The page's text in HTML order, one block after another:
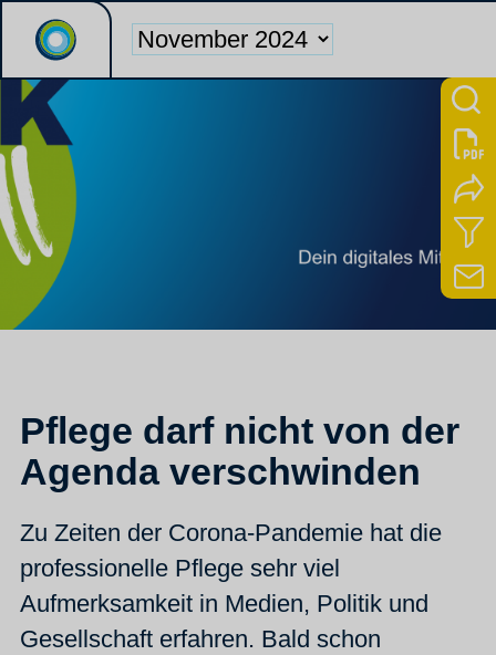
Pflege darf nicht von der
Agenda verschwinden
Zu Zeiten der Corona-Pandemie hat die
professionelle Pflege sehr viel
Aufmerksamkeit in Medien, Politik und
Gesellschaft erfahren. Bald schon